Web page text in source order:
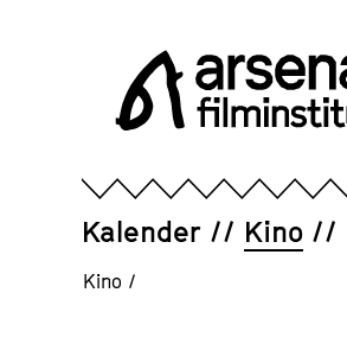
Filminstitut
Kalender Kino
Kino /